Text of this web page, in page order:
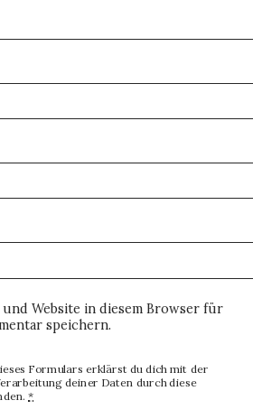
Website in diesem Browser für
speichern.
Formulars erklärst du dich mit der
deiner Daten durch diese
*